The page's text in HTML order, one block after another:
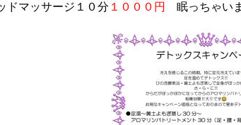
ドマッサージ１０分 １０００円 眠っちゃい